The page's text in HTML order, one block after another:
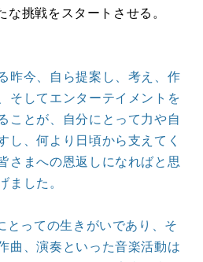
挑戦をスタートさせる。
昨今、自ら提案し、考え、作
そしてエンターテイメントを
ことが、自分にとって力や自
し、何より日頃から支えてく
さまへの恩返しになればと思
ました。
とっての生きがいであり、そ
曲、演奏といった音楽活動は